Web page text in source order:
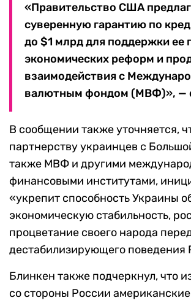
«Правительство США
суверенную гарантию по
до $1 млрд для поддержки ее
экономических реформ и
взаимодействия с
валютным фондом (МВФ)», —
В сообщении также уточняется,
партнерству украинцев с
также МВФ и другими
финансовыми институтами,
«укрепит способность Украины
экономическую стабильность,
процветание своего народа
дестабилизирующего поведения
Блинкен также подчеркнул, что
со стороны России